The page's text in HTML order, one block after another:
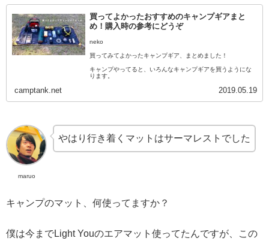
買ってよかったおすすめのキャンプギアまと
め！購入時の参考にどうぞ
neko
買ってみてよかったキャンプギア、まとめました！
キャンプやってると、いろんなキャンプギアを買うようにな
ります。
そしてその中でも、買ってよかった・使ってよかったキャン
camptank.net 2019.05.19
maruo
やはり行き着くマットはサーマレストでした
キャンプのマット、何使ってますか？
僕は今までLight Youのエアマット使ってたんですが、この